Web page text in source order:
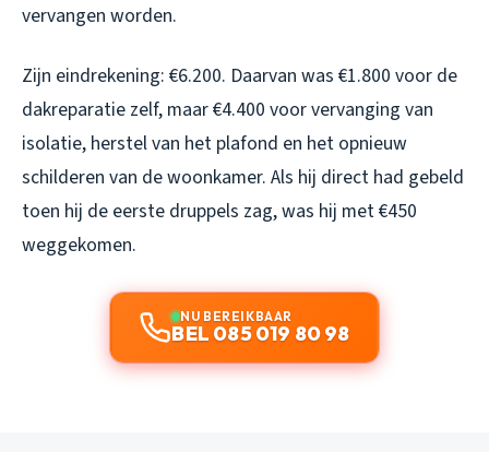
vervangen worden.
Zijn eindrekening: €6.200. Daarvan was €1.800 voor de
dakreparatie zelf, maar €4.400 voor vervanging van
isolatie, herstel van het plafond en het opnieuw
schilderen van de woonkamer. Als hij direct had gebeld
toen hij de eerste druppels zag, was hij met €450
weggekomen.
NU BEREIKBAAR
BEL 085 019 80 98